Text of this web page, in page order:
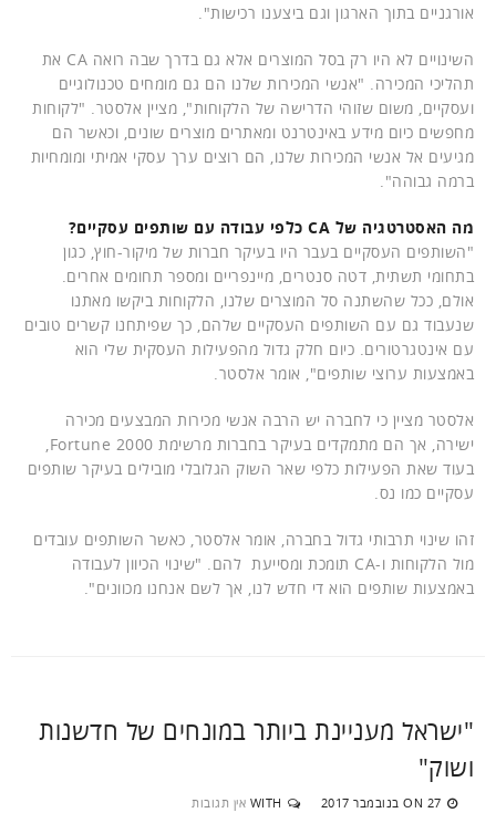
אורגניים בתוך הארגון וגם ביצענו רכישות".
השינויים לא היו רק בסל המוצרים אלא גם בדרך שבה רואה CA את
תהליכי המכירה. "אנשי המכירות שלנו הם גם מומחים טכנולוגיים
ועסקיים, משום שזוהי הדרישה של הלקוחות", מציין אלסטר. "לקוחות
מחפשים כיום מידע באינטרנט ומאתרים מוצרים שונים, וכאשר הם
מגיעים אל אנשי המכירות שלנו, הם רוצים ערך עסקי אמיתי ומומחיות
ברמה גבוהה".
מה האסטרטגיה של CA כלפי עבודה עם שותפים עסקיים?
"השותפים העסקיים בעבר היו בעיקר חברות של מיקור-חוץ, כגון
בתחומי תשתית, דטה סנטרים, מיינפריים ומספר תחומים אחרים.
אולם, ככל שהשתנה סל המוצרים שלנו, הלקוחות ביקשו מאתנו
שנעבוד גם עם השותפים העסקיים שלהם, כך שפיתחנו קשרים טובים
עם אינטגרטורים. כיום חלק גדול מהפעילות העסקית שלי הוא
באמצעות ערוצי שותפים", אומר אלסטר.
אלסטר מציין כי לחברה יש הרבה אנשי מכירות המבצעים מכירה
בעוד שאת הפעילות כלפי שאר השוק הגלובלי מובילים בעיקר שותפים
עסקיים כמו נס.
זהו שינוי תרבותי גדול בחברה, אומר אלסטר, כאשר השותפים עובדים
מול הלקוחות ו-CA תומכת ומסייעת להם. "שינוי הכיוון לעבודה
באמצעות שותפים הוא די חדש לנו, אך לשם אנחנו מכוונים".
"ישראל מעניינת ביותר במונחים של חדשנות
ושוק"
ON 27 בנובמבר 2017 WITH אין תגובות